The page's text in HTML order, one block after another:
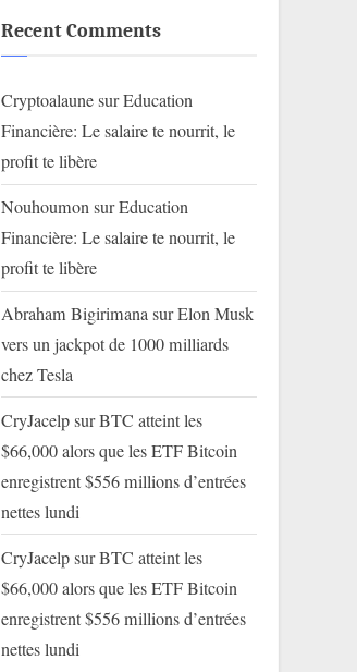
Recent Comments
CryptoalaunesurEducation
Financière: Le salaire te nourrit, le
profit te libère
NouhoumonsurEducation
Financière: Le salaire te nourrit, le
profit te libère
Abraham BigirimanasurElon Musk
vers un jackpot de 1000 milliards
chez Tesla
CryJacelpsurBTC atteint les
$66,000 alors que les ETF Bitcoin
enregistrent $556 millions d’entrées
nettes lundi
CryJacelpsurBTC atteint les
$66,000 alors que les ETF Bitcoin
enregistrent $556 millions d’entrées
nettes lundi